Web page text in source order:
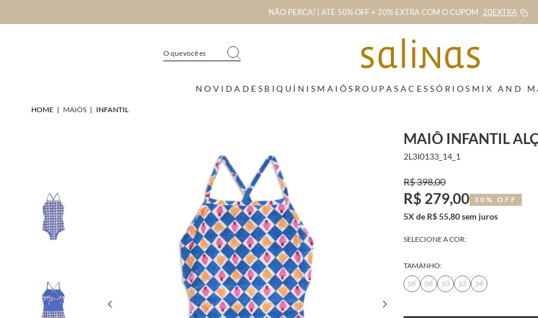
NÃO PERCA! | ATÉ 50% OFF + 20% EXTRA COM O CUPOM 20EXTRA
NOVIDADES BIQUÍNIS MAIÔS ROUPAS ACESSÓRIOS MIX AND
HOME | MAIÔS | INFANTIL
MAIÔ INFANTIL
2L3I0133_14_1
R$ 398,00
R$ 279,00 30% OFF
5X de R$ 55,80 sem juros
SELECIONE A COR:
TAMANHO:
06
08 10 12 14